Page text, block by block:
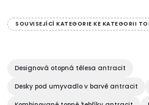
d
c
á
o
v
SOUVISEJÍCÍ KATEGORIE KE KATEGORII
Designová otopná tělesa antracit
Desky pod umyvadlo v barvě antracit